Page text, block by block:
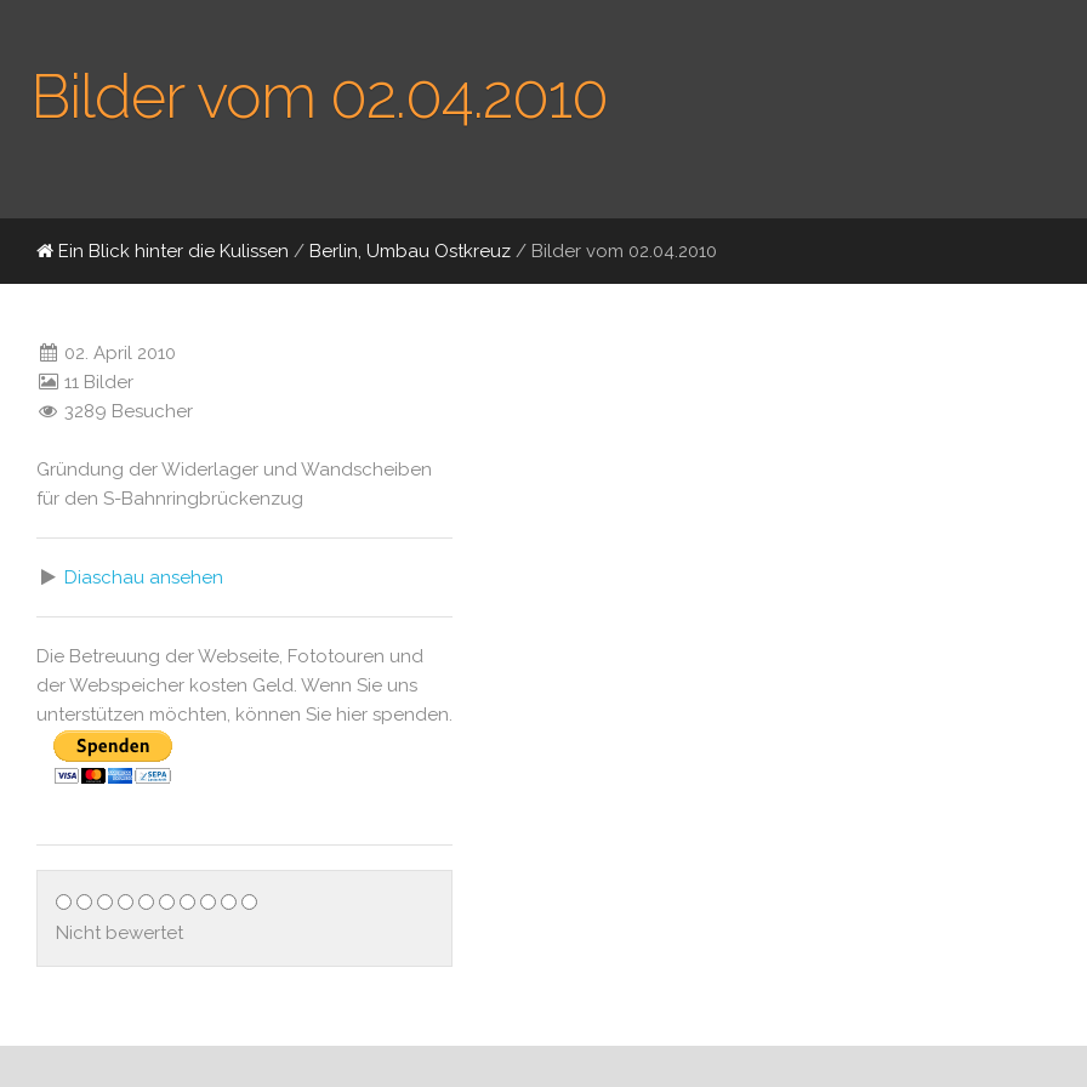
Bilder vom 02.04.2010
Ein Blick hinter die Kulissen / Berlin, Umbau Ostkreuz / Bilder vom 02.04.2010
02. April 2010
11 Bilder
3289 Besucher
Gründung der Widerlager und Wandscheiben
für den S-Bahnringbrückenzug
Diaschau ansehen
Die Betreuung der Webseite, Fototouren und
der Webspeicher kosten Geld. Wenn Sie uns
unterstützen möchten, können Sie hier spenden.
Nicht bewertet